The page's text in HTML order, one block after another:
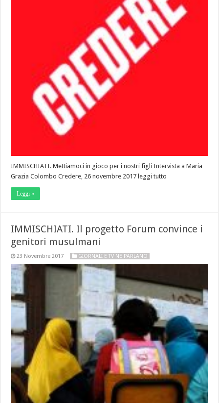
IMMISCHIATI. Mettiamoci in gioco per i nostri figli Intervista a Maria
Grazia Colombo Credere, 26 novembre 2017 leggi tutto
Leggi »
IMMISCHIATI. Il progetto Forum convince i
genitori musulmani
23 Novembre 2017 GIORNALI E TV NE PARLANO